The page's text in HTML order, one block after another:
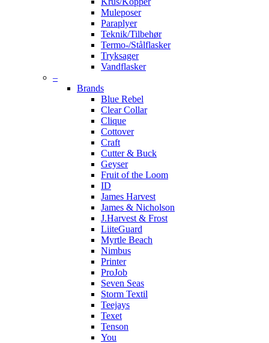
Muleposer
Paraplyer
Teknik/Tilbehør
Termo-/Stålflasker
Tryksager
Vandflasker
–
Brands
Blue Rebel
Clear Collar
Clique
Cottover
Craft
Cutter & Buck
Geyser
Fruit of the Loom
ID
James Harvest
James & Nicholson
J.Harvest & Frost
LiiteGuard
Myrtle Beach
Nimbus
Printer
ProJob
Seven Seas
Storm Textil
Teejays
Texet
Tenson
You